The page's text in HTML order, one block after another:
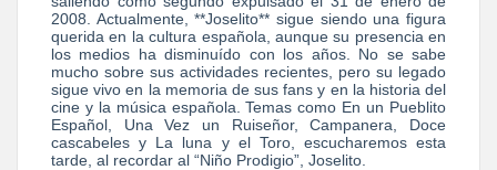
2008. Actualmente, **Joselito** sigue siendo una figura
querida en la cultura española, aunque su presencia en
los medios ha disminuído con los años. No se sabe
mucho sobre sus actividades recientes, pero su legado
sigue vivo en la memoria de sus fans y en la historia del
cine y la música española. Temas como En un Pueblito
Español, Una Vez un Ruiseñor, Campanera, Doce
cascabeles y La luna y el Toro, escucharemos esta
tarde, al recordar al “Niño Prodigio”, Joselito.